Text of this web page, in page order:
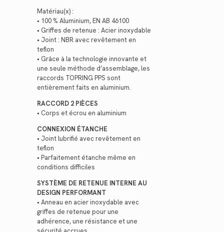
Matériau(x) :
• 100 % Aluminium, EN AB 46100
• Griffes de retenue : Acier inoxydable
• Joint : NBR avec revêtement en
teflon
• Grâce à la technologie innovante et
une seule méthode d’assemblage, les
raccords TOPRING PPS sont
entièrement faits en aluminium.
RACCORD 2 PIÈCES
• Corps et écrou en aluminium
CONNEXION ÉTANCHE
• Joint lubrifié avec revêtement en
teflon
• Parfaitement étanche même en
conditions difficiles
SYSTÈME DE RETENUE INTERNE AU
DESIGN PERFORMANT
• Anneau en acier inoxydable avec
griffes de retenue pour une
adhérence, une résistance et une